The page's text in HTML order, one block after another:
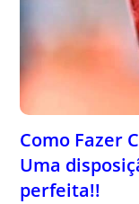
Como Fazer
Uma
perfeita!!